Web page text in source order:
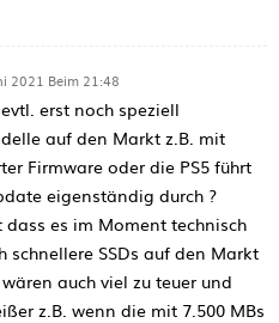
2021 Beim 21:48
erst noch speziell
auf den Markt z.B. mit
Firmware oder die PS5 führt
eigenständig durch ?
dass es im Moment technisch
schnellere SSDs auf den Markt
auch viel zu teuer und
z.B. wenn die mit 7.500 MBs